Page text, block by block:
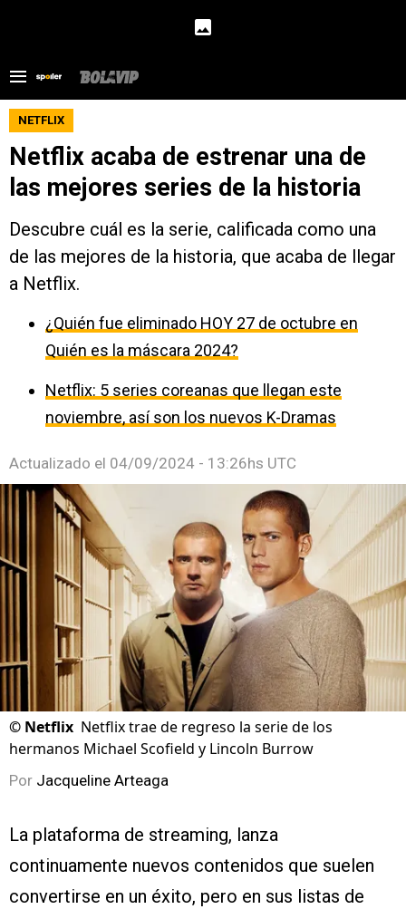
NETFLIX
Netflix acaba de estrenar una de
las mejores series de la historia
Descubre cuál es la serie, calificada como una
de las mejores de la historia, que acaba de llegar
a Netflix.
¿Quién fue eliminado HOY 27 de octubre en
Quién es la máscara 2024?
Netflix: 5 series coreanas que llegan este
noviembre, así son los nuevos K-Dramas
Actualizado el 04/09/2024 - 13:26hs UTC
© Netflix Netflix trae de regreso la serie de los
hermanos Michael Scofield y Lincoln Burrow
Por Jacqueline Arteaga
La plataforma de streaming, lanza
continuamente nuevos contenidos que suelen
convertirse en un éxito, pero en sus listas de